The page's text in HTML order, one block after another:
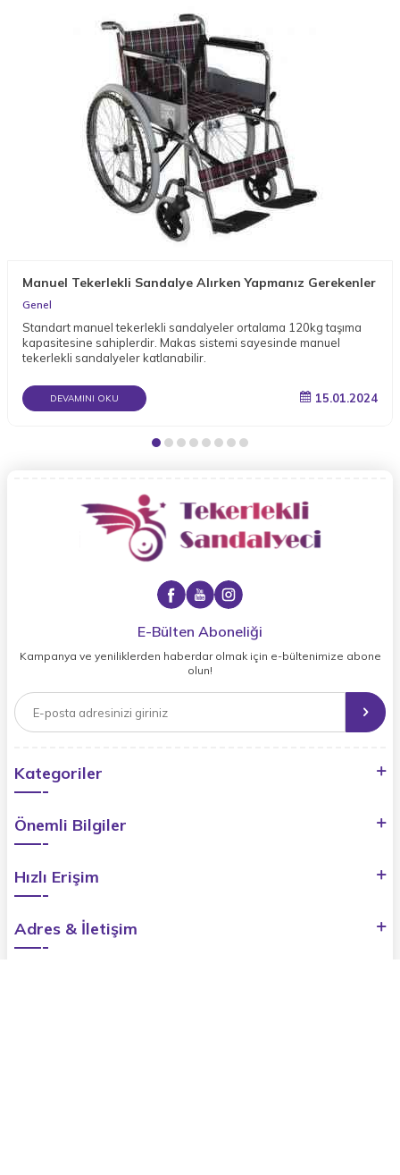
Manuel Tekerlekli Sandalye Alırken Yapmanız Gerekenler
Genel
Standart manuel tekerlekli sandalyeler ortalama 120kg taşıma
kapasitesine sahiplerdir. Makas sistemi sayesinde manuel
tekerlekli sandalyeler katlanabilir.
DEVAMINI OKU 15.01.2024
E-Bülten Aboneliği
Kampanya ve yeniliklerden haberdar olmak için e-bültenimize abone
olun!
Kategoriler
Önemli Bilgiler
Hızlı Erişim
Adres & İletişim